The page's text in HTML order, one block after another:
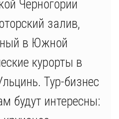
Черногории
залив,
в Южной
курорты в
Тур-бизнес
будут интересны: